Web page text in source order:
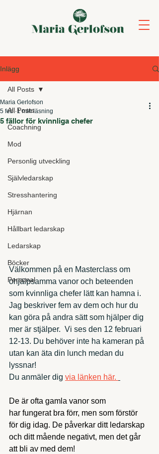
Inlägg
All Posts
Coachning
Mod
Personlig utveckling
Självledarskap
Stresshantering
Hjärnan
Hållbart ledarskap
Ledarskap
Böcker
Personal
All Posts
5 fällor för kvinnliga chefer
Maria Gerlofson
5 feb. 1 min läsning
Välkommen på en Masterclass om
ohjälpsamma vanor och beteenden
som kvinnliga chefer lätt kan hamna i.
Jag beskriver fem av dem och hur du
kan göra på andra sätt som hjälper dig
mer är stjälper.  Vi ses den 12 februari
12-13. Du behöver inte ha kameran på
utan kan äta din lunch medan du
lyssnar!
Du anmäler dig via länken här.
De är ofta gamla vanor som
har fungerat bra förr, men som förstör
för dig idag. De påverkar ditt ledarskap
och ditt mående negativt, men det går
att bli av med dem!